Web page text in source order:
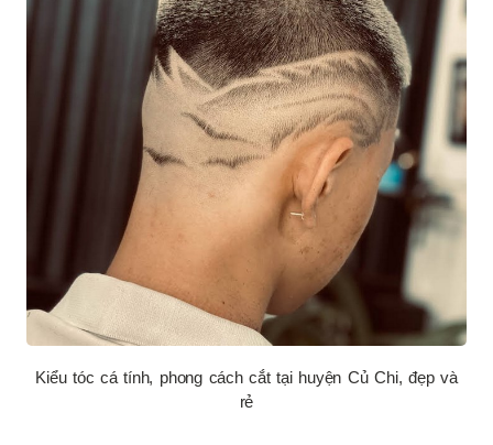
Kiểu tóc cá tính, phong cách cắt tại huyện Củ Chi, đẹp và
rẻ